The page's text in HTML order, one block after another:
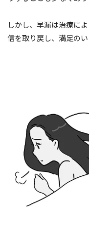
しかし、早漏は治療に
信を取り戻し、満足の